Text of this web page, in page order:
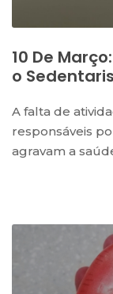
10 De
O
A falta de
responsáveis
agravam a